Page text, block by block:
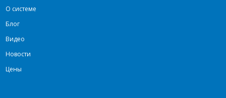
О системе
Блог
Видео
Новости
Цены